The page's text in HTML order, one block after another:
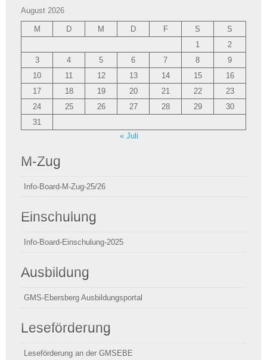
August 2026
M D M D F S
S
1
2
3
4 5 6 7 8
9
10
11 12 13 14 15
16
17
18 19 20 21 22
23
24
25 26 27 28 29
30
31
« Juli
M-Zug
Info-Board-M-Zug-25/26
Einschulung
Info-Board-Einschulung-2025
Ausbildung
GMS-Ebersberg Ausbildungsportal
Leseförderung
Leseförderung an der GMSEBE